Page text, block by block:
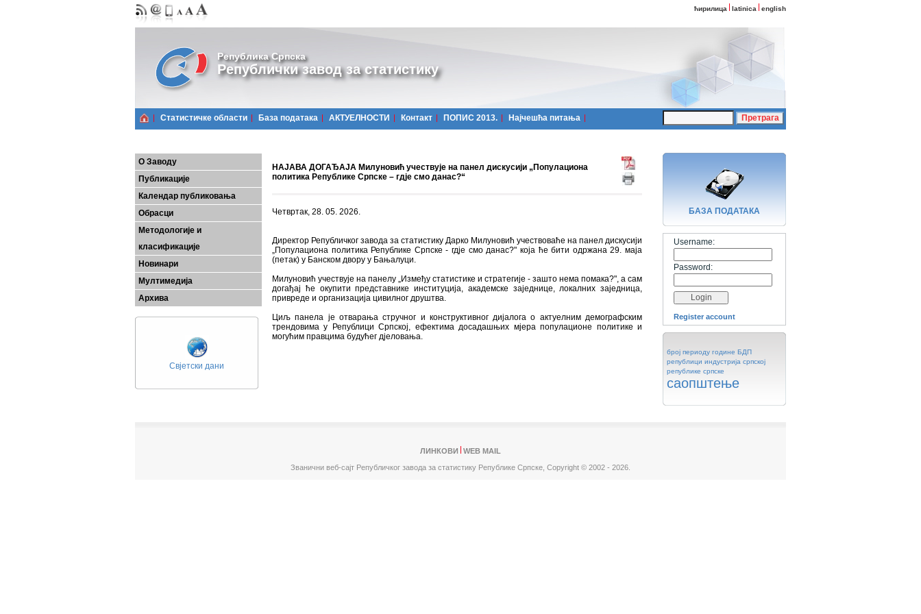
ћирилица latinica english
Република Српска
Републички завод за статистику
Статистичке области Базa података АКТУЕЛНОСТИ Контакт ПОПИС 2013. Најчешћa питања
О Заводу
Публикације
Календар публиковања
Обрасци
Методологије и
класификације
Новинари
Мултимедија
Архива
Свјетски дани
НАЈАВА ДОГАЂАЈА Милуновић учествује на панел дискусији „Популациона
политика Републике Српске – гдје смо данас?“
Четвртак, 28. 05. 2026.
Директор Републичког завода за статистику Дарко Милуновић учествоваће на панел дискусији
„Популациона политика Републике Српске - гдје смо данас?" која ће бити одржана 29. маја
(петак) у Банском двору у Бањалуци.
Милуновић учествује на панелу „Између статистике и стратегије - зашто нема помака?", а сам
догађај ће окупити представнике институција, академске заједнице, локалних заједница,
привреде и организација цивилног друштва.
Циљ панела је отварања стручног и конструктивног дијалога о актуелним демографским
трендовима у Републици Српској, ефектима досадашњих мјера популационе политике и
могућим правцима будућег дјеловања.
БАЗA ПОДАТАКА
Username:
Password:
Register account
број периоду године БДП
републици индустрија српској
републике српске
саопштење
ЛИНКОВИ
WEB MAIL
Званични веб-сајт Републичког завода за статистику Републике Српске, Copyright © 2002 - 2026.